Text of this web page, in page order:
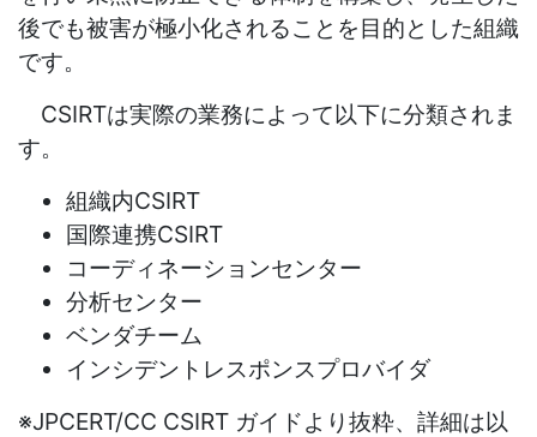
後でも被害が極小化されることを目的とした組織
です。
CSIRTは実際の業務によって以下に分類されま
す。
組織内CSIRT
国際連携CSIRT
コーディネーションセンター
分析センター
ベンダチーム
インシデントレスポンスプロバイダ
※JPCERT/CC CSIRT ガイドより抜粋、詳細は以